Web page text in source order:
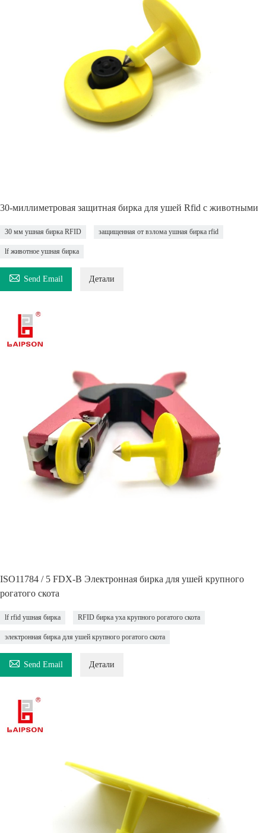
30-миллиметровая защитная бирка для ушей Rfid с животными
30 мм ушная бирка RFID защищенная от взлома ушная бирка rfid
lf животное ушная бирка
 Send Email Детали
ISO11784 / 5 FDX-B Электронная бирка для ушей крупного
рогатого скота
lf rfid ушная бирка RFID бирка уха крупного рогатого скота
электронная бирка для ушей крупного рогатого скота
 Send Email Детали